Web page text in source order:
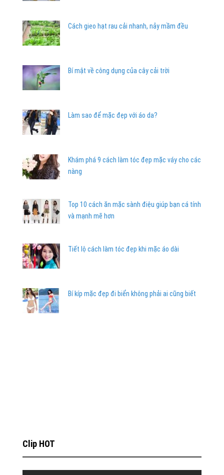
Cách gieo hạt rau cải nhanh, nảy mầm đều
Bí mật về công dụng của cây cải trời
Làm sao để mặc đẹp với áo da?
Khám phá 9 cách làm tóc đẹp mặc váy cho các
nàng
Top 10 cách ăn mặc sành điệu giúp bạn cá tính
và mạnh mẽ hơn
Tiết lộ cách làm tóc đẹp khi mặc áo dài
Bí kíp mặc đẹp đi biển không phải ai cũng biết
Clip HOT